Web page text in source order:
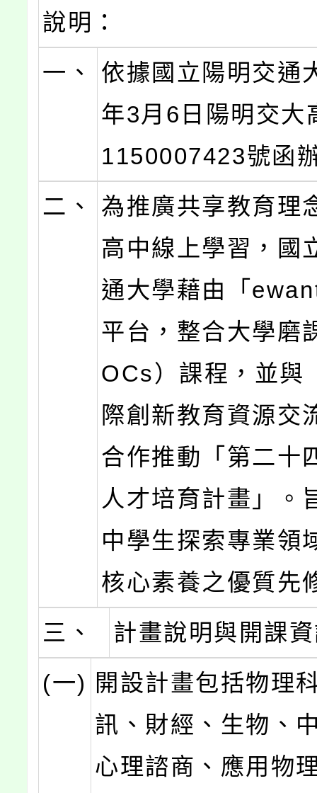
說明：
一、
依據國立陽明交通
年3月6日陽明交大
1150007423號函
二、
為推廣共享教育理
高中線上學習，國
通大學藉由「
平台，整合大學磨
OCs）課程，並與
際創新教育資源交
合作推動「第二十
人才培育計畫」。
中學生探索專業領
核心素養之優質先
三、
計畫說明與開課
(一) 開設計畫包括物理
訊、財經、生物、
心理諮商、應用物